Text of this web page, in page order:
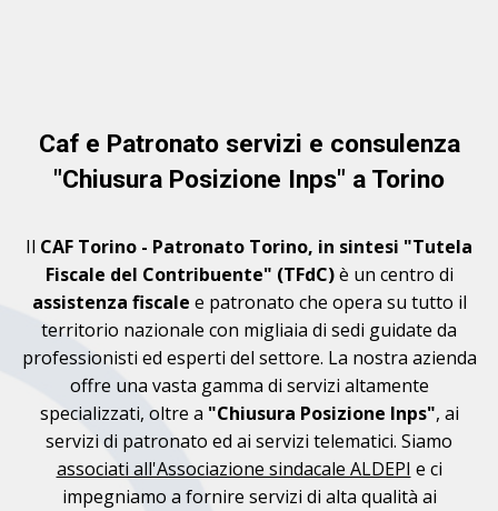
Caf e Patronato servizi e consulenza
"Chiusura Posizione Inps" a Torino
Il CAF Torino - Patronato Torino, in sintesi "Tutela
Fiscale del Contribuente" (TFdC)è un centro di
assistenza fiscale e patronato che opera su tutto il
territorio nazionale con migliaia di sedi guidate da
professionisti ed esperti del settore. La nostra azienda
offre una vasta gamma di servizi altamente
specializzati, oltre a "Chiusura Posizione Inps", ai
servizi di patronato ed ai servizi telematici. Siamo
associati all'Associazione sindacale ALDEPI e ci
impegniamo a fornire servizi di alta qualità ai